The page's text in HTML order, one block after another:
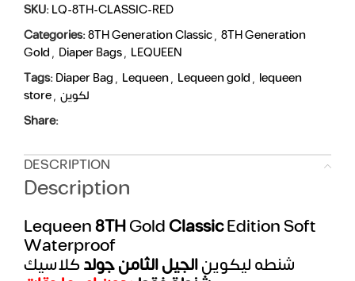
SKU:LQ-8TH-CLASSIC-RED
Categories:8TH Generation Classic, 8TH Generation
Gold, Diaper Bags, LEQUEEN
Tags:Diaper Bag, Lequeen, Lequeen gold, lequeen
store, لكوين
Share:
DESCRIPTION
Description
Lequeen8THGoldClassicEdition Soft
Waterproof
شنطه ليكوينالجيل الثامن جولدكلاسيك